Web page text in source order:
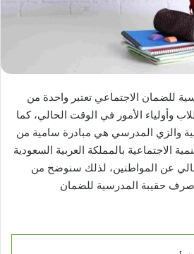
للضمان الاجتماعي تعتبر واحدة من
وأولياء الأمور في الوقت الحالي، كما
والزي المدرسي هي مبادرة سامية من
الاجتماعية بالمملكة العربية السعودية
عن المواطنين، لذلك سنوضح من
صرف حقيبة المدرسية للضمان